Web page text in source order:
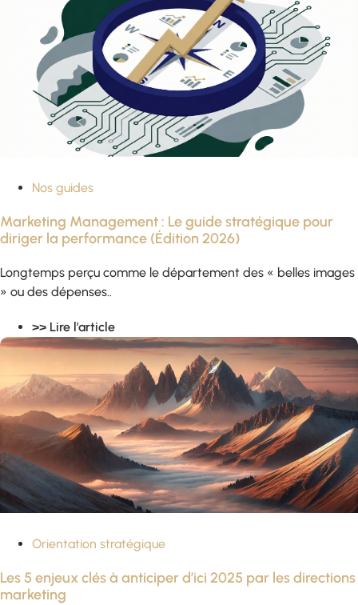
Nos guides
Marketing Management : Le guide stratégique pour
diriger la performance (Édition 2026)
Longtemps perçu comme le département des « belles images
» ou des dépenses..
>> Lire l'article
Orientation stratégique
Les 5 enjeux clés à anticiper d’ici 2025 par les directions
marketing